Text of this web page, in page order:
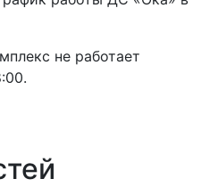
не работает